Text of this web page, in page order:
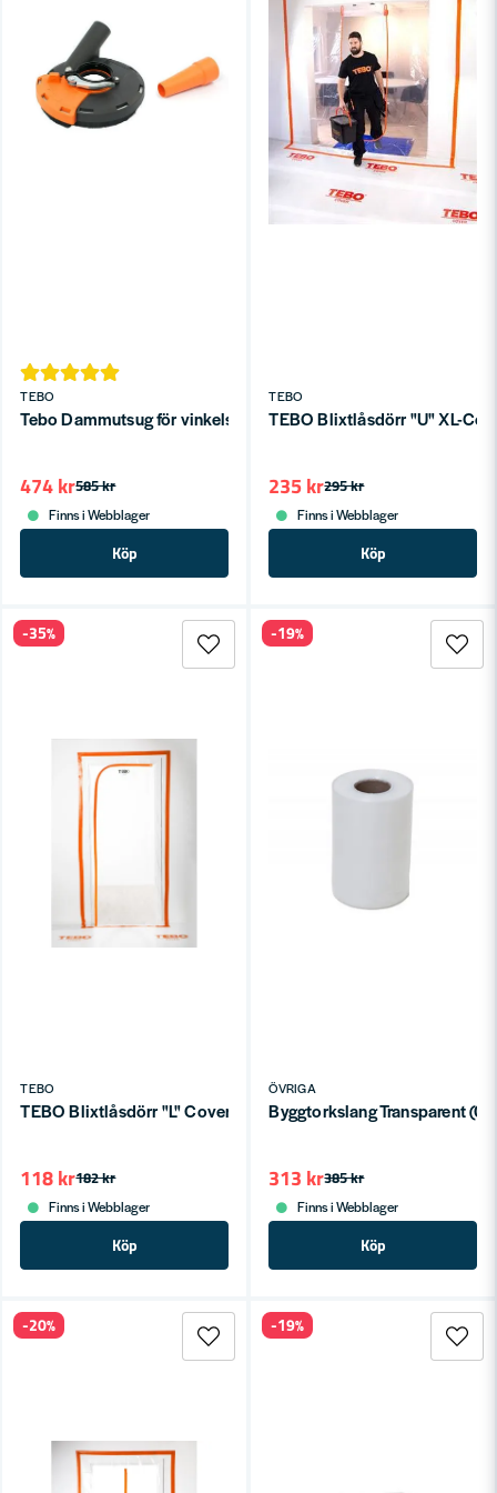
för olika typer av ytor.
Stor produktkunskap – fråga oss innan du
beställer hela projektet, det blir oftast både
billigare och bättre.
Vi använder produkterna själva i renoveringar på
jobbet och hemma, vilket gör att vi vet vad som
Snabb leverans direkt från eget lager till hela
TEBO
Tebo Dammutsug för vinkelslipar 100-125mm
585 kr
474 kr
Finns i Webblager
Köp
TEBO
TEBO Blixtlåsdörr "U" XL-
295 kr
235 kr
Finns i Webblager
Köp
TEBO
TEBO Blixtlåsdörr "L" Cover
182 kr
118 kr
Finns i Webblager
Köp
-35%
ÖVRIGA
Byggtorkslang Transparent
385 kr
313 kr
Finns i Webblager
Köp
-19%
-20% -19%